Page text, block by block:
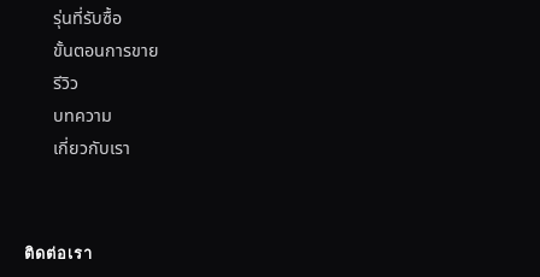
รุ่นที่รับซื้อ
ขั้นตอนการขาย
รีวิว
บทความ
เกี่ยวกับเรา
ติดต่อเรา